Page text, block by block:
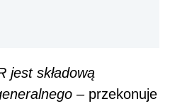
jest składową
–przekonuje